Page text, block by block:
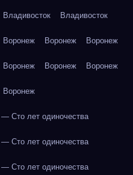
Владивосток Владивосток
Воронеж Воронеж Воронеж
Воронеж Воронеж Воронеж
Воронеж
Сто лет одиночества
Сто лет одиночества
Сто лет одиночества